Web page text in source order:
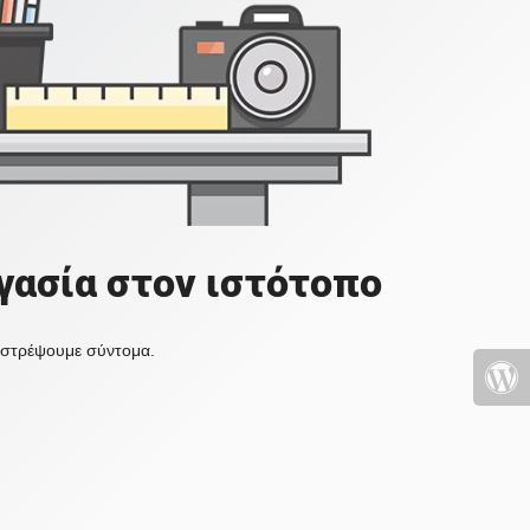
στον ιστότοπο
σύντομα.